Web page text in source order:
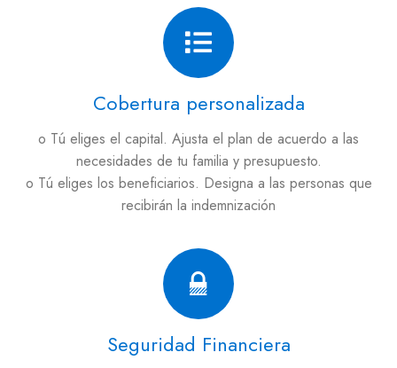
Cobertura personalizada
o Tú eliges el capital. Ajusta el plan de acuerdo a las
necesidades de tu familia y presupuesto.
o Tú eliges los beneficiarios. Designa a las personas que
recibirán la indemnización
Seguridad Financiera